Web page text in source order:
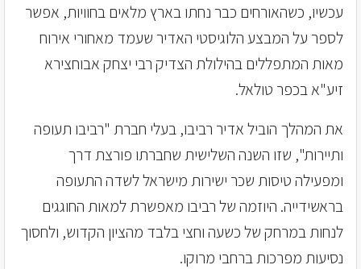
עכשיו, כשהאורחים כבר נחתו בארץ מלאים בחוויות, אפשר
לספר על המבצע הלוגיסטי האדיר שעמד מאחורי אירוח
מאות המתפללים בהילולת הצדיק רבי יצחק אבוחצירא
זיע"א בכפר טולאל.
את המהלך הוביל אדיר רביבו, בעלי חברת "רביבו תעופה
ותיירות", שזו השנה השלישית שחברתו פורצת דרך
ומפעילה טיסות שכר ישירות מישראל לשדה התעופה
בראשידייה. היוזמה של רביבו מאפשרת למאות החוגגים
לנחות במרחק של כשעה וחצי בלבד מהציון הקדוש, ולחסוך
נסיעות מפרכות ברחבי מרוקו.